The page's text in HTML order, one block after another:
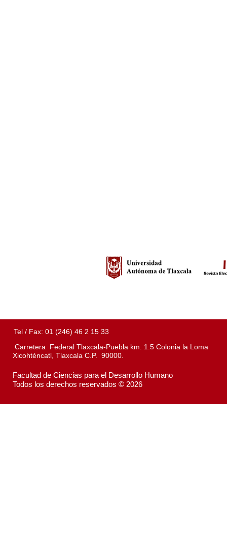
Tel / Fax: 01 (246) 46 2 15 33
Carretera Federal Tlaxcala-Puebla km. 1.5 Colonia la Loma
Xicohténcatl, Tlaxcala C.P. 90000.
Facultad de Ciencias para el Desarrollo Humano
Todos los derechos reservados © 2026